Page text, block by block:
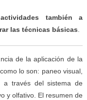
actividades también a
las técnicas básicas
de la aplicación de la
lo son: paneo visual,
a través del sistema de
y olfativo. El resumen de